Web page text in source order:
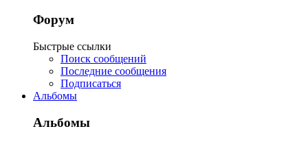
Форум
Быстрые ссылки
Поиск сообщений
Последние сообщения
Подписаться
Альбомы
Альбомы